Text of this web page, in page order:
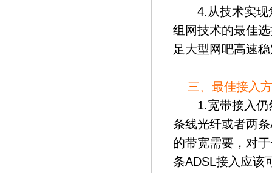
4.从技术实现角
组网技术的最佳
足大型网吧高速
三、最佳接入
1.宽带接入仍然
条线光纤或者两
的带宽需要，对
条ADSL接入应该